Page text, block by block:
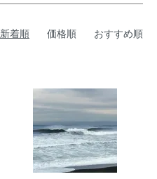
新着順 価格順 おすすめ順